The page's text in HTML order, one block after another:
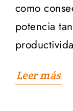
como
potencia
Leer más